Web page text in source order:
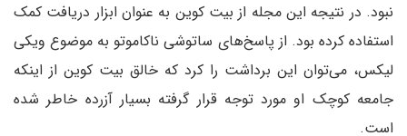
نبود. در نتیجه این مجله از بیت کوین به عنوان ابزار دریافت کمک
استفاده کرده بود. از پاسخ‌های ساتوشی ناکاموتو به موضوع ویکی
لیکس، می‌توان این برداشت را کرد که خالق بیت کوین از اینکه
جامعه کوچک او مورد توجه قرار گرفته بسیار آزرده خاطر شده
است.